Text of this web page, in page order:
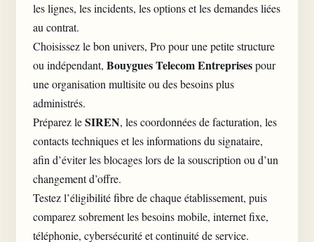
les lignes, les incidents, les options et les demandes liées
au contrat.
Choisissez le bon univers, Pro pour une petite structure
ou indépendant, Bouygues Telecom Entreprisespour
une organisation multisite ou des besoins plus
administrés.
Préparez leSIREN, les coordonnées de facturation, les
contacts techniques et les informations du signataire,
afin d’éviter les blocages lors de la souscription ou d’un
changement d’offre.
Testez l’éligibilité fibre de chaque établissement, puis
comparez sobrement les besoins mobile, internet fixe,
téléphonie, cybersécurité et continuité de service.